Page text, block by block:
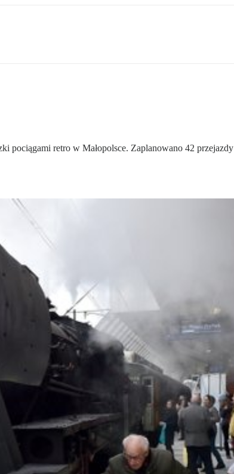
pociągami retro w Małopolsce. Zaplanowano 42